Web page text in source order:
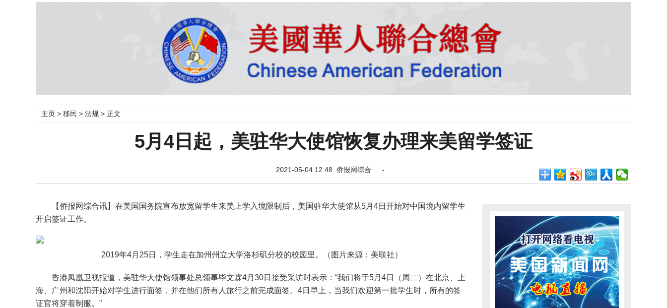
主页 > 移民 > 法规 > 正文
5月4日起，美驻华大使馆恢复办理来美留学签证
2021-05-04 12:48 侨报网综合 -
【侨报网综合讯】在美国国务院宣布放宽留学生来美上学入境限制后，美国驻华大使馆从5月4日开始对中国境内留学生
开启签证工作。
2019年4月25日，学生走在加州州立大学洛杉矶分校的校园里。（图片来源：美联社）
香港凤凰卫视报道，美驻华大使馆领事处总领事毕文霖4月30日接受采访时表示：“我们将于5月4日（周二）在北京、上
海、广州和沈阳开始对学生进行面签，并在他们所有人旅行之前完成面签。4日早上，当我们欢迎第一批学生时，所有的签
证官将穿着制服。”